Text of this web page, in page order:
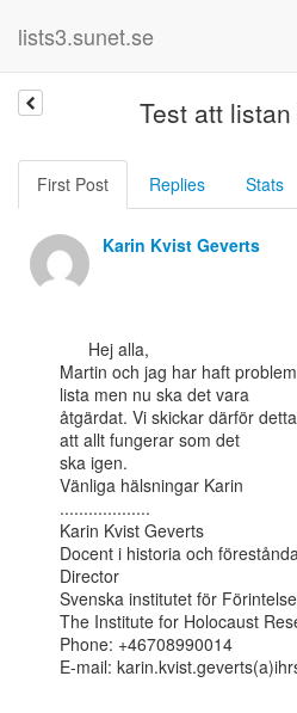
lists3.sunet.se
Test att
First Post Replies Stats
Karin Kvist Geverts
Martin och jag har haft
lista men nu ska det vara
åtgärdat. Vi skickar därför
att allt fungerar som det
ska igen.
Vänliga hälsningar Karin
...................
Karin Kvist Geverts
Docent i historia och
Director
Svenska institutet för
The Institute for Holocaust
Phone: +46708990014
E-mail: